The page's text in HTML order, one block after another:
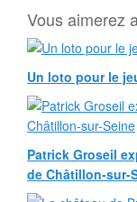
Vous aimerez
Un loto pour le
Patrick Groseil
de Châtillon-sur-